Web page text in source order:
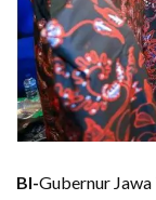
BI-Gubernur